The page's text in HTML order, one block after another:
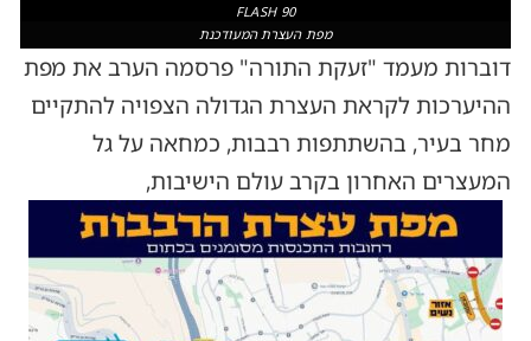
FLASH 90
מפת העצרת המעודכנת
דוברות מעמד "זעקת התורה" פרסמה הערב את מפת
ההיערכות לקראת העצרת הגדולה הצפויה להתקיים
מחר בעיר, בהשתתפות רבבות, כמחאה על גל
המעצרים האחרון בקרב עולם הישיבות,